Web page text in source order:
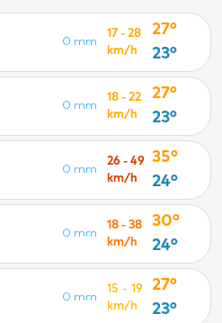
0 mm
17 - 28
km/h
27°
23°
0 mm
18 - 22
km/h
27°
23°
0 mm
26 - 49
km/h
35°
24°
0 mm
18 - 38
km/h
30°
24°
0 mm
15 - 19
km/h
27°
23°